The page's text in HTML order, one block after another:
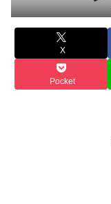
X
Pocket